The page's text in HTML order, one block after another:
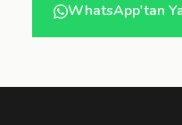
WhatsApp'tan